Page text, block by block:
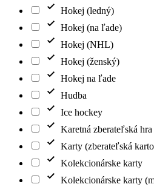
Hokej (ledný)
Hokej (na ľade)
Hokej (NHL)
Hokej (ženský)
Hokej na ľade
Hudba
Ice hockey
Karetná zberateľská hra
Karty (zberateľská
Kolekcionárske karty
Kolekcionárske karty